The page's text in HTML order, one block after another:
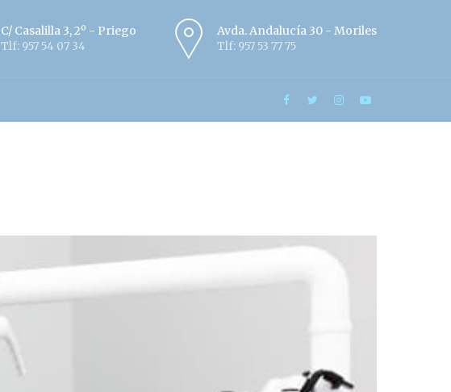
C/ Casalilla 3, 2º - Priego
Tlf: 957 54 07 34
Avda. Andalucía 30 - Moriles
Tlf: 957 53 77 75